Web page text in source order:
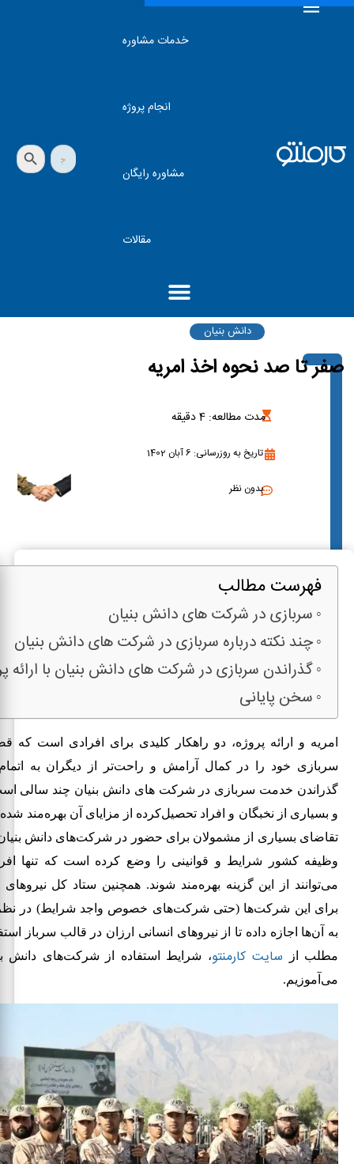
خدمات مشاوره
انجام پروژه
مشاوره رایگان
مقالات
جستجو
برای:
دکمه جستجو
دانش بنیان
صفر تا صد نحوه اخذ امریه
مدت مطالعه: 4دقیقه
تاریخ به روزرسانی: 6 آبان 1402
بدون نظر
فهرست مطالب
سربازی در شرکت های دانش بنیان
چند نکته درباره سربازی در شرکت های دانش بنیان
گذراندن سربازی در شرکت های دانش بنیان با ارائه
سخن پایانی
امریه و ارائه پروژه، دو راهکار کلیدی برای افرادی است که
سربازی خود را در کمال آرامش و راحت‌تر از دیگران به
گذراندن خدمت سربازی در شرکت های دانش بنیان چند سالی
و بسیاری از نخبگان و افراد تحصیل‌کرده از مزایای آن بهره‌مند
تقاضای بسیاری از مشمولان برای حضور در شرکت‌های دانش
وظیفه کشور شرایط و قوانینی را وضع کرده است که تنها
می‌توانند از این گزینه بهره‌مند شوند. همچنین ستاد کل
برای این شرکت‌ها (حتی شرکت‌های خصوص واجد شرایط) در
به آن‌ها اجازه داده تا از نیروهای انسانی ارزان در قالب سرباز
مطلب از سایت کارمنتو، شرایط استفاده از شرکت‌های دانش
می‌آموزیم.